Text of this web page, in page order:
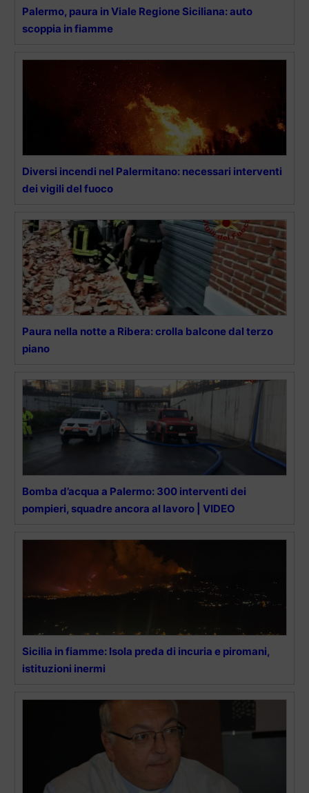
Palermo, paura in Viale Regione Siciliana: auto
scoppia in fiamme
Diversi incendi nel Palermitano: necessari interventi
dei vigili del fuoco
Paura nella notte a Ribera: crolla balcone dal terzo
piano
Bomba d’acqua a Palermo: 300 interventi dei
pompieri, squadre ancora al lavoro | VIDEO
Sicilia in fiamme: Isola preda di incuria e piromani,
istituzioni inermi